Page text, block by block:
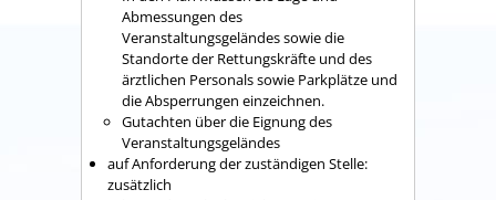
Abmessungen des
Veranstaltungsgeländes sowie die
Standorte der Rettungskräfte und des
ärztlichen Personals sowie Parkplätze und
die Absperrungen einzeichnen.
Gutachten über die Eignung des
Veranstaltungsgeländes
auf Anforderung der zuständigen Stelle:
zusätzlich